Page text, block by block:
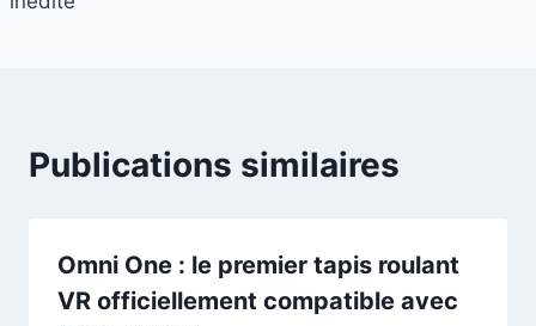
Publications similaires
Omni One : le premier tapis roulant
VR officiellement compatible avec